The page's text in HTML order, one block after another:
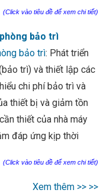
(Click vào tiêu đề để xem chi tiết)
bảo trì
bảo trì: Phát triển
trì) và thiết lập các
chi phí bảo trì và
thiết bị và giảm tồn
thiết của nhà máy
đáp ứng kịp thời
(Click vào tiêu đề để xem chi tiết)
Xem thêm >> >>